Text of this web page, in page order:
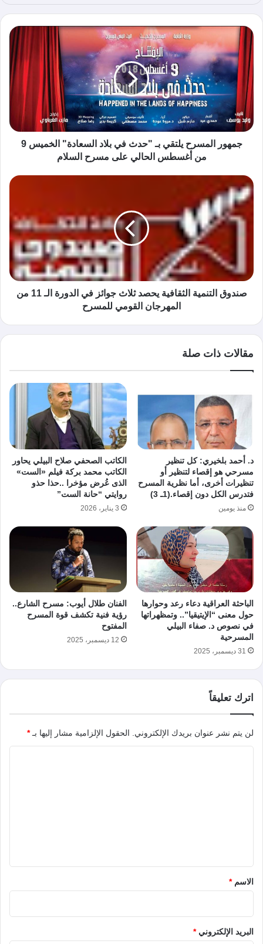
الوي
ب
جمهور المسرح يلتقي بـ "حدث في بلاد السعادة" الخميس 9
من أغسطس الحالي على مسرح السلام
صندوق التنمية الثقافية يحصد ثلاث جوائز في الدورة الـ 11 من
المهرجان القومي للمسرح
مقالات ذات صلة
د. أحمد بلخيري: كل تنظير
مسرحي هو إقصاء لتنظير أو
تنظيرات أخرى، أما نظرية المسرح
فتدرس الكل دون إقصاء.(1ـ 3)
منذ يومين
الكاتب الصحفي صلاح البيلي يحاور
الكاتب محمد بركة فيلم «الست»
الذى عُرض مؤخرا ..حذا حذو
روايتي “حانة الست”
3 يناير، 2026
الباحثة العراقية دعاء رعد وحوارها
حول معنى “الإيتيقيا”.. وتمظهراتها
في نصوص د. صفاء البيلي
المسرحية
31 ديسمبر، 2025
الفنان طلال أيوب: مسرح الشارع..
رؤية فنية تكشف قوة المسرح
المفتوح
12 ديسمبر، 2025
اترك تعليقاً
لن يتم نشر عنوان بريدك الإلكتروني. الحقول الإلزامية مشار إليها بـ*
*الاسم*
البريد الإلكتروني*